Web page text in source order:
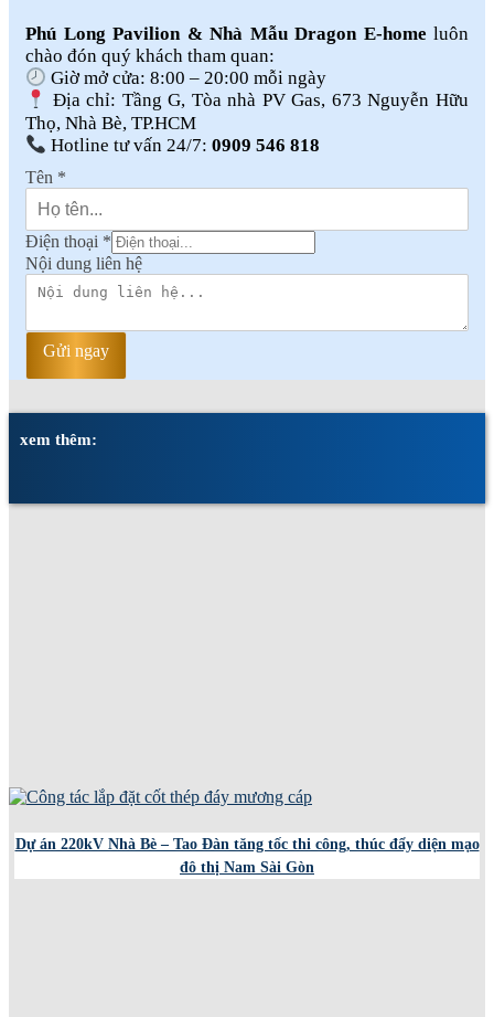
Phú Long Pavilion & Nhà Mẫu Dragon E-home luôn
chào đón quý khách tham quan:
Giờ mở cửa: 8:00 – 20:00 mỗi ngày
Địa chỉ: Tầng G, Tòa nhà PV Gas, 673 Nguyễn Hữu
Thọ, Nhà Bè, TP.HCM
Hotline tư vấn 24/7:0909 546 818
Tên *
Điện thoại *
Nội dung liên hệ
Gửi ngay
xem thêm:
Dự án 220kV Nhà Bè – Tao Đàn tăng tốc thi công, thúc đẩy diện mạo
đô thị Nam Sài Gòn